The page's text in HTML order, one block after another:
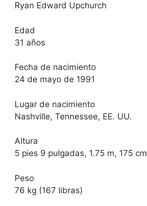
Ryan Edward Upchurch
Edad
31 años
Fecha de nacimiento
24 de mayo de 1991
Lugar de nacimiento
Nashville, Tennessee, EE. UU.
Altura
5 pies 9 pulgadas, 1.75 m, 175 cm
Peso
76 kg (167 libras)